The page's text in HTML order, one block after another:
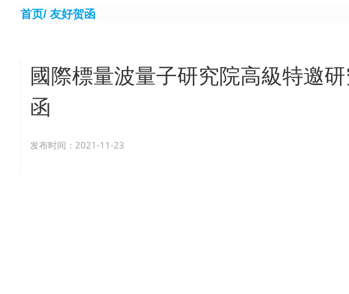
首页/ 友好贺函
國際標量波量子研究院高級特邀
函
发布时间：2021-11-23